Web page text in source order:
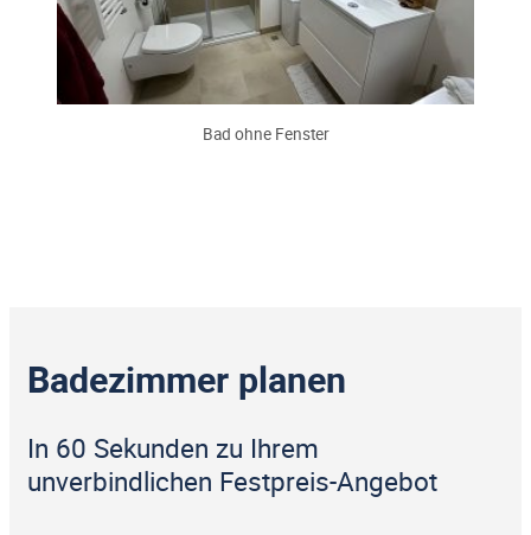
Bad ohne Fenster
Badezimmer planen
In 60 Sekunden zu Ihrem
unverbindlichen Festpreis-Angebot